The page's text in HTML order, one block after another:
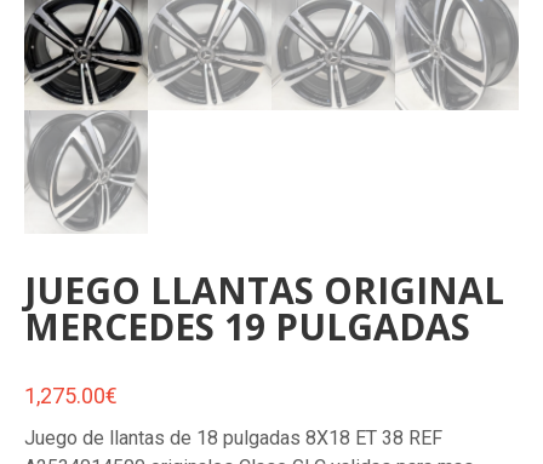
JUEGO LLANTAS ORIGINAL
MERCEDES 19 PULGADAS
1,275.00€
Juego de llantas de 18 pulgadas 8X18 ET 38 REF